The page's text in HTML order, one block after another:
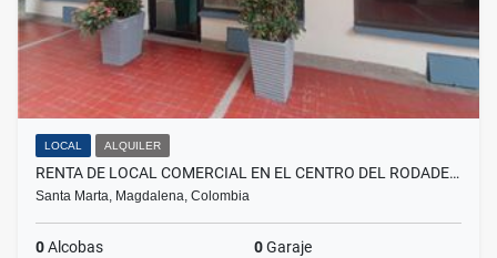
LOCAL ALQUILER
RENTA DE LOCAL COMERCIAL EN EL CENTRO DEL RODADE…
Santa Marta, Magdalena, Colombia
0Alcobas 0Garaje